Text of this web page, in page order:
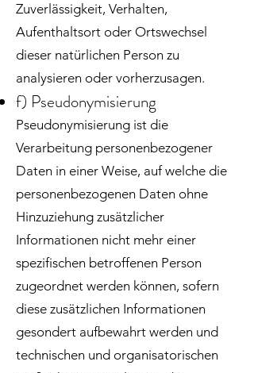
Zuverlässigkeit, Verhalten,
Aufenthaltsort oder Ortswechsel
dieser natürlichen Person zu
analysieren oder vorherzusagen.
f) Pseudonymisierung
Pseudonymisierung ist die
Verarbeitung personenbezogener
Daten in einer Weise, auf welche die
personenbezogenen Daten ohne
Hinzuziehung zusätzlicher
Informationen nicht mehr einer
spezifischen betroffenen Person
zugeordnet werden können, sofern
diese zusätzlichen Informationen
gesondert aufbewahrt werden und
technischen und organisatorischen